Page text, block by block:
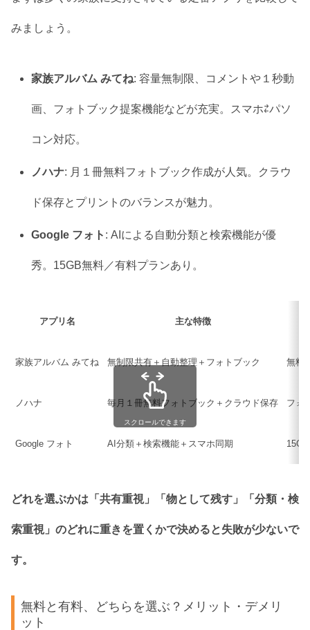
みましょう。
家族アルバム みてね: 容量無制限、コメントや１秒動
画、フォトブック提案機能などが充実。スマホ⇄パソ
コン対応。
ノハナ: 月１冊無料フォトブック作成が人気。クラウ
ド保存とプリントのバランスが魅力。
Google フォト : AIによる自動分類と検索機能が優
秀。15GB無料／有料プランあり。
アプリ名 主な特徴
家族アルバム みてね 無制限共有＋自動整理＋フォトブック 無料
ノハナ 毎月１冊無料フォトブック＋クラウド保存 フォ
Google フォト AI分類＋検索機能＋スマホ同期
スクロールできます
どれを選ぶかは「共有重視」「物として残す」「分類・検
索重視」のどれに重きを置くかで決めると失敗が少ないで
す。
無料と有料、どちらを選ぶ？メリット・デメリ
ット